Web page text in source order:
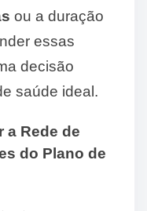
ou a duração
essas
decisão
saúde ideal.
a Rede de
do Plano de